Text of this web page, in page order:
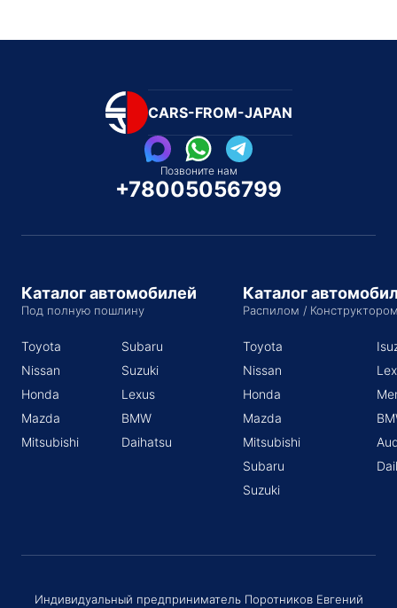
CARS-FROM-JAPAN
Позвоните нам
+78005056799
Каталог автомобилей
Под полную пошлину
Toyota
Nissan
Honda
Mazda
Mitsubishi
Subaru
Suzuki
Lexus
BMW
Daihatsu
Каталог
Распилом /
Toyota
Nissan
Honda
Mazda
Mitsubishi
Subaru
Suzuki
Индивидуальный предприниматель Поротников Евгений